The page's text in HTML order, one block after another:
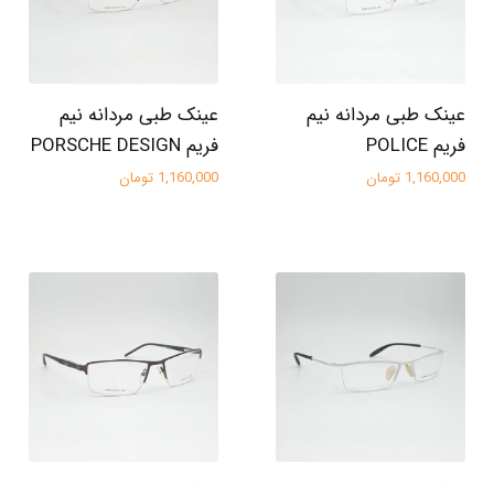
عینک طبی مردانه نیم
فریم POLICE
1,160,000 تومان
عینک طبی مردانه نیم
فریم PORSCHE DESIGN
1,160,000 تومان